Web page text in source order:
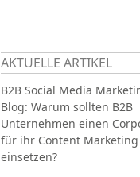
AKTUELLE ARTIKEL
B2B Social Media
Blog: Warum sollten B2B
Unternehmen einen
für ihr Content Marketing
einsetzen?